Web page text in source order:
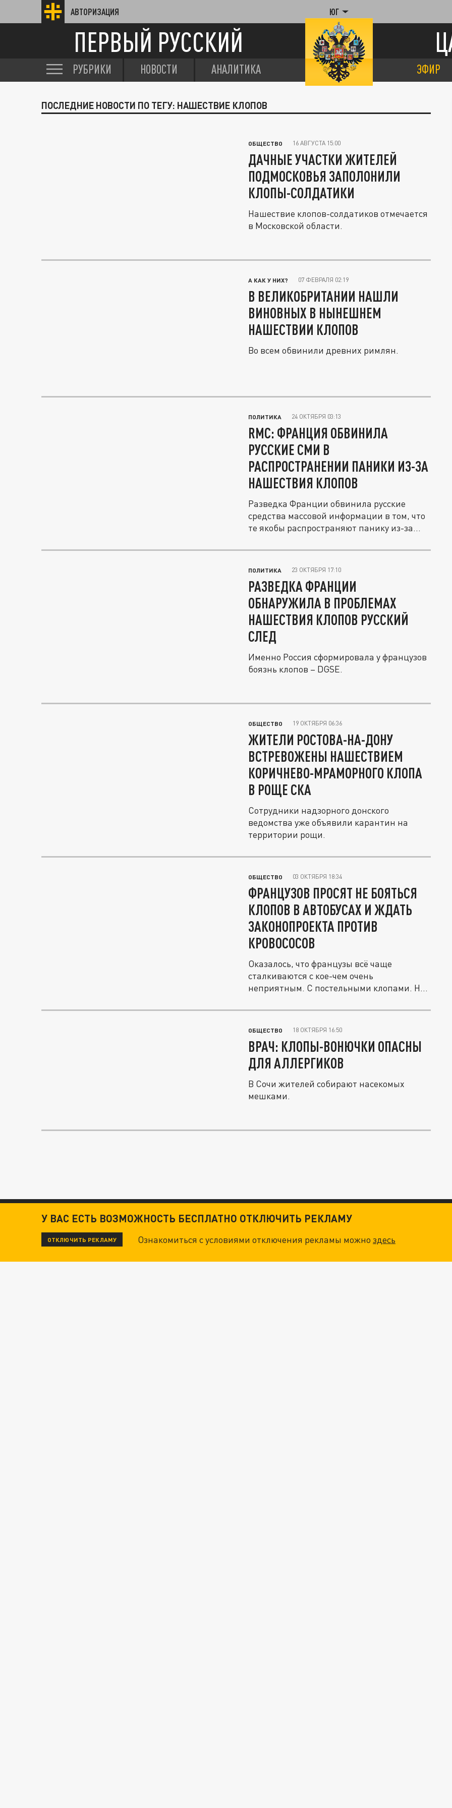
АВТОРИЗАЦИЯ ЮГ
ПЕРВЫЙ РУССКИЙ
РУБРИКИ НОВОСТИ АНАЛИТИКА ЭФИР
ПОСЛЕДНИЕ НОВОСТИ ПО ТЕГУ: НАШЕСТВИЕ КЛОПОВ
ОБЩЕСТВО 16 АВГУСТА 15:00
ДАЧНЫЕ УЧАСТКИ ЖИТЕЛЕЙ
ПОДМОСКОВЬЯ ЗАПОЛОНИЛИ
КЛОПЫ-СОЛДАТИКИ
Нашествие клопов-солдатиков отмечается
в Московской области.
А КАК У НИХ? 07 ФЕВРАЛЯ 02:19
В ВЕЛИКОБРИТАНИИ НАШЛИ
ВИНОВНЫХ В НЫНЕШНЕМ
НАШЕСТВИИ КЛОПОВ
Во всем обвинили древних римлян.
ПОЛИТИКА 24 ОКТЯБРЯ 03:13
RMC: ФРАНЦИЯ ОБВИНИЛА
РУССКИЕ СМИ В
РАСПРОСТРАНЕНИИ ПАНИКИ ИЗ-ЗА
НАШЕСТВИЯ КЛОПОВ
Разведка Франции обвинила русские
средства массовой информации в том, что
те якобы распространяют панику из-за...
ПОЛИТИКА 23 ОКТЯБРЯ 17:10
РАЗВЕДКА ФРАНЦИИ
ОБНАРУЖИЛА В ПРОБЛЕМАХ
НАШЕСТВИЯ КЛОПОВ РУССКИЙ
СЛЕД
Именно Россия сформировала у французов
боязнь клопов – DGSE.
ОБЩЕСТВО 19 ОКТЯБРЯ 06:36
ЖИТЕЛИ РОСТОВА-НА-ДОНУ
ВСТРЕВОЖЕНЫ НАШЕСТВИЕМ
КОРИЧНЕВО-МРАМОРНОГО КЛОПА
В РОЩЕ СКА
Сотрудники надзорного донского
ведомства уже объявили карантин на
территории рощи.
ОБЩЕСТВО 03 ОКТЯБРЯ 18:34
ФРАНЦУЗОВ ПРОСЯТ НЕ БОЯТЬСЯ
КЛОПОВ В АВТОБУСАХ И ЖДАТЬ
ЗАКОНОПРОЕКТА ПРОТИВ
КРОВОСОСОВ
Оказалось, что французы всё чаще
сталкиваются с кое-чем очень
неприятным. С постельными клопами. Но
ОБЩЕСТВО 18 ОКТЯБРЯ 16:50
ВРАЧ: КЛОПЫ-ВОНЮЧКИ ОПАСНЫ
ДЛЯ АЛЛЕРГИКОВ
В Сочи жителей собирают насекомых
мешками.
У ВАС ЕСТЬ ВОЗМОЖНОСТЬ БЕСПЛАТНО ОТКЛЮЧИТЬ РЕКЛАМУ
ОТКЛЮЧИТЬ РЕКЛАМУ Ознакомиться с условиями отключения рекламы можноздесь